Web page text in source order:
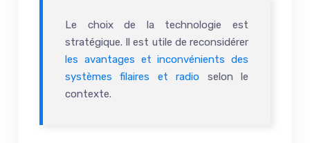
Le choix de la technologie est
stratégique. Il est utile de reconsidérer
les avantages et inconvénients des
systèmes filaires et radio selon le
contexte.